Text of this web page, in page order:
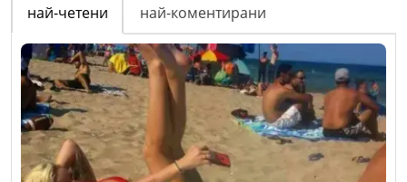
най-четени най-коментирани